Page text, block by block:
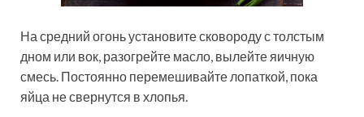
На средний огонь установите сковороду с толстым
дном или вок, разогрейте масло, вылейте яичную
смесь. Постоянно перемешивайте лопаткой, пока
яйца не свернутся в хлопья.